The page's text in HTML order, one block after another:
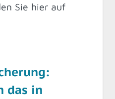
Sie hier auf
das in